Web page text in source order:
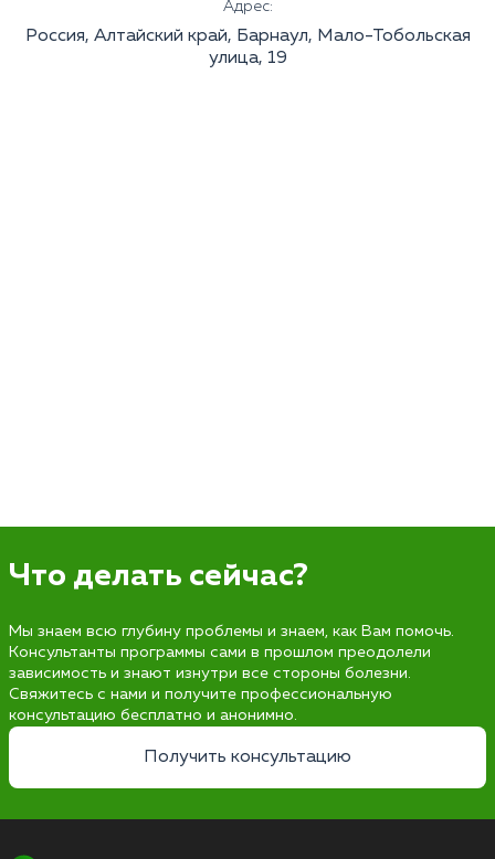
Адрес:
Россия, Алтайский край, Барнаул, Мало-Тобольская
улица, 19
Что делать сейчас?
Мы знаем всю глубину проблемы и знаем, как Вам помочь.
Консультанты программы сами в прошлом преодолели
зависимость и знают изнутри все стороны болезни.
Свяжитесь с нами и получите профессиональную
консультацию бесплатно и анонимно.
Получить консультацию